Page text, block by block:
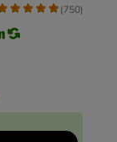
(750)